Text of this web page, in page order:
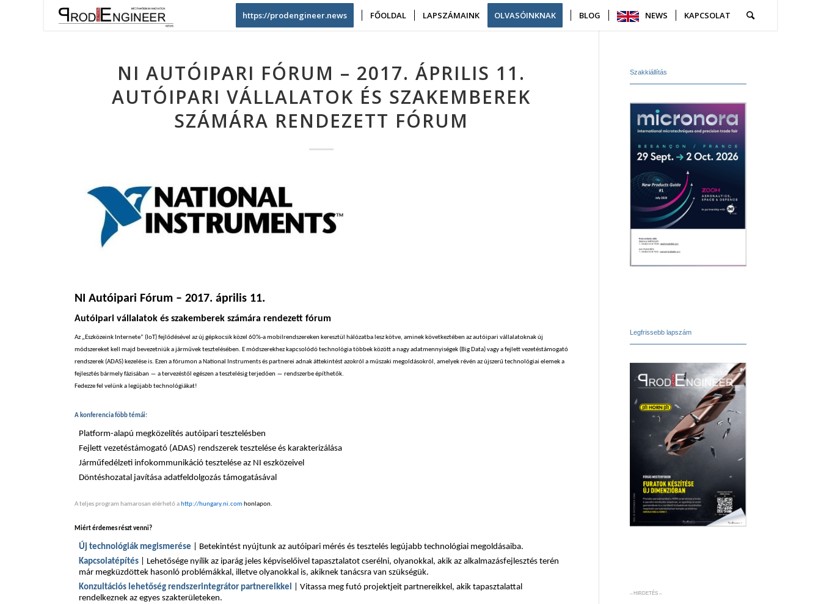
https://prodengineer.news FŐOLDAL LAPSZÁMAINK OLVASÓINKNAK BLOG NEWS KAPCSOLAT
NI AUTÓIPARI FÓRUM – 2017. ÁPRILIS 11.
AUTÓIPARI VÁLLALATOK ÉS SZAKEMBEREK
SZÁMÁRA RENDEZETT FÓRUM
NI Autóipari Fórum – 2017. április 11.
Autóipari vállalatok és szakemberek számára rendezett fórum
Az „Eszközeink Internete” (IoT) fejlődésével az új gépkocsik közel 60%-a mobilrendszereken keresztül hálózatba lesz kötve, aminek következtében az autóipari vállalatoknak új
módszereket kell majd bevezetniük a járművek tesztelésében. E módszerekhez kapcsolódó technológia többek között a nagy adatmennyiségek (Big Data) vagy a fejlett vezetéstámogató
rendszerek (ADAS) kezelése is. Ezen a fórumon a National Instruments és partnerei adnak áttekintést azokról a műszaki megoldásokról, amelyek révén az újszerű technológiai elemek a
fejlesztés bármely fázisában ― a tervezéstől egészen a tesztelésig terjedően ― rendszerbe építhetők.
Fedezze fel velünk a legújabb technológiákat!
A konferencia főbb témái:
Platform-alapú megközelítés autóipari tesztelésben
Fejlett vezetéstámogató (ADAS) rendszerek tesztelése és karakterizálása
Járműfedélzeti infokommunikáció tesztelése az NI eszközeivel
Döntéshozatal javítása adatfeldolgozás támogatásával
A teljes program hamarosan elérhető a http://hungary.ni.com honlapon.
Miért érdemes részt venni?
Új technológiák megismerése | Betekintést nyújtunk az autóipari mérés és tesztelés legújabb technológiai megoldásaiba.
Kapcsolatépítés | Lehetősége nyílik az iparág jeles képviselőivel tapasztalatot cserélni, olyanokkal, akik az alkalmazásfejlesztés terén
már megküzdöttek hasonló problémákkal, illetve olyanokkal is, akiknek tanácsra van szükségük.
Konzultációs lehetőség rendszerintegrátor partnereikkel | Vitassa meg futó projektjeit partnereikkel, akik tapasztalattal
rendelkeznek az egyes szakterületeken.
Szakkiállítás
Legfrissebb lapszám
– HIRDETÉS –